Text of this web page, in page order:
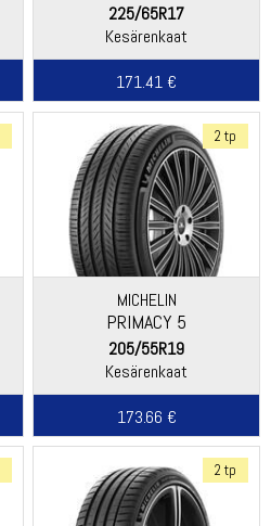
225/65R17
Kesärenkaat
171.41 €
2 tp
MICHELIN
PRIMACY 5
205/55R19
Kesärenkaat
173.66 €
2 tp